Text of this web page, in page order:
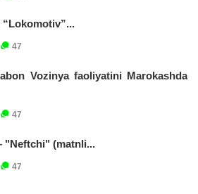
47
Vozinya faoliyatini Marokashda
47
"Neftchi" (matnli...
47